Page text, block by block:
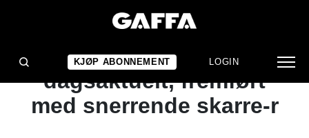
KJØP ABONNEMENT LOGIN
NYHET
Bitende politisk og
dagsaktuelt, fremført
med snerrende skarre-r